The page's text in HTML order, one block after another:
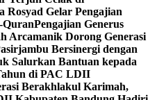
Rosyad Gelar Pengajian
QuranPengajian Generus
Arcamanik Dorong Generasi
Bersinergi dengan
Salurkan Bantuan kepada
di PAC LDII
Berakhlakul Karimah,